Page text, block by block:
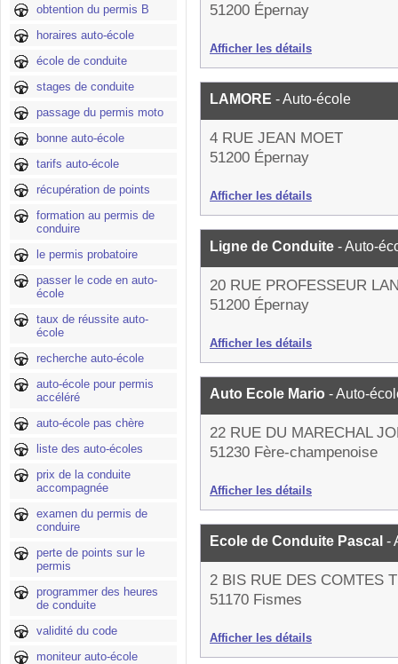
obtention du permis B
horaires auto-école
école de conduite
stages de conduite
passage du permis moto
bonne auto-école
tarifs auto-école
récupération de points
formation au permis de
conduire
le permis probatoire
passer le code en auto-
école
taux de réussite auto-
école
recherche auto-école
auto-école pour permis
accéléré
auto-école pas chère
liste des auto-écoles
prix de la conduite
accompagnée
examen du permis de
conduire
perte de points sur le
permis
programmer des heures
de conduite
validité du code
moniteur auto-école
51200 Épernay
Afficher les détails
LAMORE - Auto-école
4 RUE JEAN MOET
51200 Épernay
Afficher les détails
Ligne de Conduite - Auto-
20 RUE PROFESSEUR
51200 Épernay
Afficher les détails
Auto Ecole Mario - Auto-
22 RUE DU MARECHAL
51230 Fère-champenoise
Afficher les détails
Ecole de Conduite Pascal -
2 BIS RUE DES COMTES
51170 Fismes
Afficher les détails